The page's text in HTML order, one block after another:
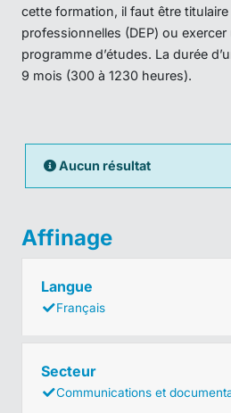
cette formation, il faut être titulaire
professionnelles (DEP) ou exercer
programme d’études. La durée
9 mois (300 à 1230 heures).
Aucun résultat
Affinage
Langue
Français
Secteur
Communications et